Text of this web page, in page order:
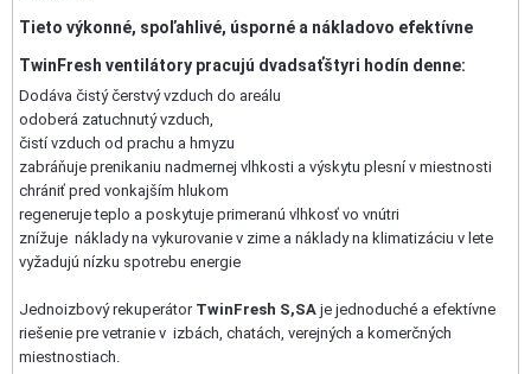
Tieto výkonné, spoľahlivé, úsporné a nákladovo efektívne
TwinFresh ventilátory pracujú dvadsaťštyri hodín denne:
Dodáva čistý čerstvý vzduch do areálu
odoberá zatuchnutý vzduch,
čistí vzduch od prachu a hmyzu
zabráňuje prenikaniu nadmernej vlhkosti a výskytu plesní v miestnosti
chrániť pred vonkajším hlukom
regeneruje teplo a poskytuje primeranú vlhkosť vo vnútri
znížuje náklady na vykurovanie v zime a náklady na klimatizáciu v lete
vyžadujú nízku spotrebu energie
Jednoizbový rekuperátor TwinFresh S,SA je jednoduché a efektívne
riešenie pre vetranie v izbách, chatách, verejných a komerčných
miestnostiach.